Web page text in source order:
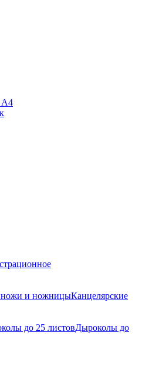
А4
и ножницыКанцелярские
до 25 листовДыроколы до